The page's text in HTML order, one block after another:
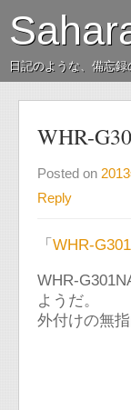
日記のような、備忘
WHR-
Posted on
Reply
「 WHR-
WHR-
ようだ。
外付けの無